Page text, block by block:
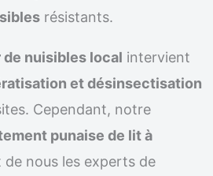
résistants.
nuisibles local intervient
et désinsectisation
Cependant, notre
punaise de lit à
de nous les experts de